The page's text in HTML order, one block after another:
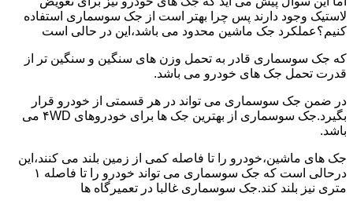
لاستیک وجود دارند پس چرا بهتر است از جک سوسماری استفاده
کنیم؟عملکرد جک ماشین محدود می باشد،این در حالی است
که جک سوسماری قادر به تحمل وزن های سنگین و سنگین تر از
قدرت تحمل جک های خودرو می باشد.
در ضمن جک سوسماری می تواند در هر قسمتی از خودرو قرار
بگیرد.جک سوسماری از بهترین جک ها برای خودروهای ۴WD می
باشد.
جک های ماشین،خودرو را تا فاصله کمی از زمین بلند می کنند،این
درحالی است که جک سوسماری می تواند خودرو را تا فاصله ۱
متری نیز بلند کند.جک سوسماری غالبا در تعمیرگاه ها